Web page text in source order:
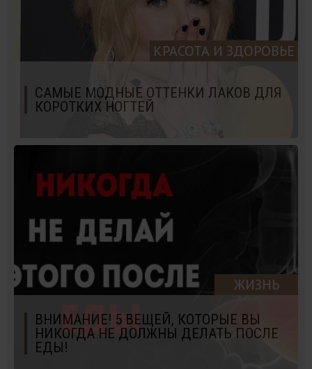
КРАСОТА И ЗДОРОВЬЕ
САМЫЕ МОДНЫЕ ОТТЕНКИ ЛАКОВ ДЛЯ
КОРОТКИХ НОГТЕЙ
ЖИЗНЬ
ВНИМАНИЕ! 5 ВЕЩЕЙ, КОТОРЫЕ ВЫ
НИКОГДА НЕ ДОЛЖНЫ ДЕЛАТЬ ПОСЛЕ
ЕДЫ!